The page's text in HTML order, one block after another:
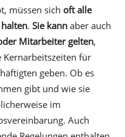
müssen sich oft alle
. Sie kann aber auch
Mitarbeiter gelten,
Kernarbeitszeiten für
geben. Ob es
gibt und wie sie
im
Auch